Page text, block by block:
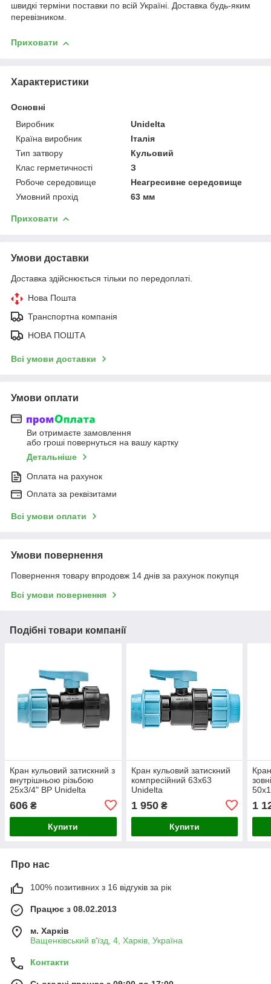
швидкі терміни поставки по всій Україні. Доставка будь-яким
перевізником.
Приховати
Характеристики
Основні
Виробник
Unidelta
Країна виробник
Італія
Тип затвору
Кульовий
Клас герметичності
З
Робоче середовище
Неагресивне середовище
Умовний прохід
63 мм
Приховати
Умови доставки
Доставка здійснюється тільки по передоплаті.
Нова Пошта
Транспортна компанія
НОВА ПОШТА
Всі умови доставки
Умови оплати
Ви отримаєте замовлення
або гроші повернуться на вашу картку
Детальніше
Оплата на рахунок
Оплата за реквізитами
Всі умови оплати
Умови повернення
Повернення товару впродовж 14 днів за рахунок покупця
Всі умови повернення
Подібні товари компанії
Кран кульовий затискний з
внутрішньою різьбою
25х3/4" ВР Unidelta
606 ₴
Купити
Кран кульовий затискний
компресійний 63х63
Unidelta
1 950₴
Купити
1
Про нас
100% позитивних з 16 відгуків за рік
Працює з 08.02.2013
м. Харків
Ващенківський в'їзд, 4, Харків, Україна
Контакти